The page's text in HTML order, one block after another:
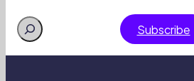
Search Subscribe